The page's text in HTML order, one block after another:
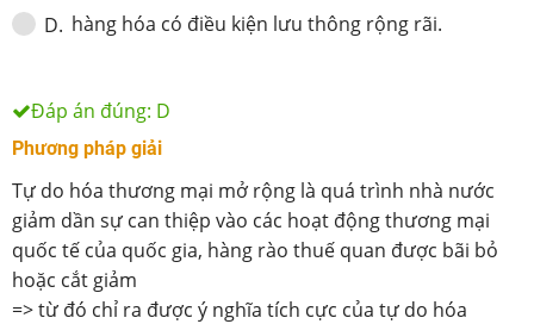
D. hàng hóa có điều kiện lưu thông rộng rãi.
Đáp án đúng: D
Phương pháp giải
Tự do hóa thương mại mở rộng là quá trình nhà nước
giảm dần sự can thiệp vào các hoạt động thương mại
quốc tế của quốc gia, hàng rào thuế quan được bãi bỏ
hoặc cắt giảm
=> từ đó chỉ ra được ý nghĩa tích cực của tự do hóa